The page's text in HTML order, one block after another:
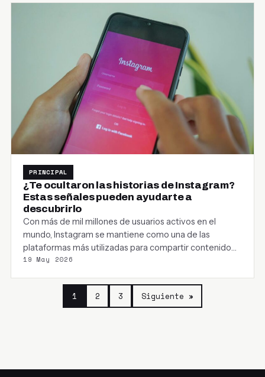
PRINCIPAL
¿Te ocultaron las historias de Instagram?
Estas señales pueden ayudarte a
descubrirlo
Con más de mil millones de usuarios activos en el
mundo, Instagram se mantiene como una de las
plataformas más utilizadas para compartir contenido…
19 May 2026
1 2 3 Siguiente »